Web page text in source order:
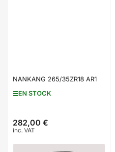
NANKANG 265/35ZR18 AR1
EN STOCK
Prix
282,00 €
inc. VAT